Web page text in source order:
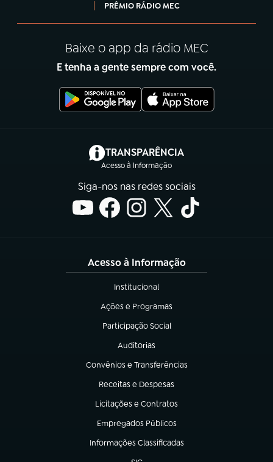
PRÊMIO RÁDIO MEC
Baixe o app da rádio MEC
E tenha a gente sempre com você.
TRANSPARÊNCIA
Acesso à Informação
(abre em nova aba)
Siga-nos nas redes sociais
Acesso à Informação
Institucional
(abre em nova aba)
Ações e Programas
(abre em nova aba)
Participação Social
(abre em nova aba)
Auditorias
(abre em nova aba)
Convênios e Transferências
(abre em nova aba)
Receitas e Despesas
(abre em nova aba)
Licitações e Contratos
(abre em nova aba)
Empregados Públicos
(abre em nova aba)
Informações Classificadas
(abre em nova aba)